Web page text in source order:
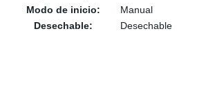
Modo de inicio:
Manual
Desechable:
Desechable